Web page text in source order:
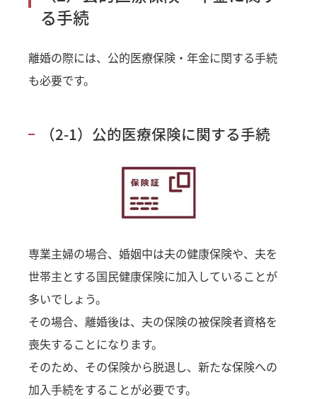
る手続
離婚の際には、公的医療保険・年金に関する手続
も必要です。
（2-1）公的医療保険に関する手続
専業主婦の場合、婚姻中は夫の健康保険や、夫を
世帯主とする国民健康保険に加入していることが
多いでしょう。
その場合、離婚後は、夫の保険の被保険者資格を
喪失することになります。
そのため、その保険から脱退し、新たな保険への
加入手続をすることが必要です。